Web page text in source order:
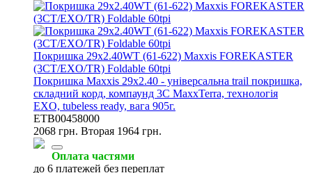
Покришка 29x2.40WT (61-622) Maxxis FOREKASTER
(3CT/EXO/TR) Foldable 60tpi
Покришка Maxxis 29x2.40 - універсальна trail покришка,
складний корд, компаунд 3C MaxxTerra, технологія
EXO, tubeless ready, вага 905г.
ETB00458000
2068 грн. Вторая 1964 грн.
Оплата частями
до 6 платежей без переплат